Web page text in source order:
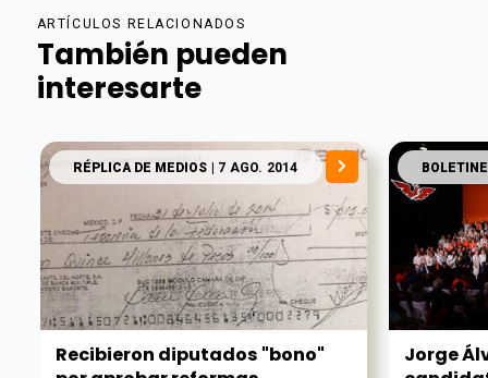
ARTÍCULOS RELACIONADOS
También pueden
interesarte
RÉPLICA DE MEDIOS | 7 AGO. 2014
Recibieron diputados "bono"
Jorge